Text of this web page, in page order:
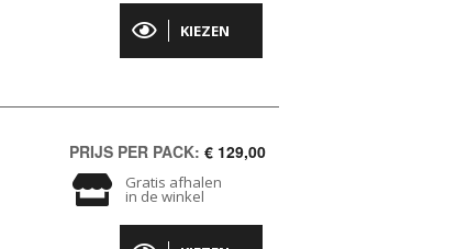
KIEZEN
PRIJS PER PACK: € 129,00
Gratis afhalen
in de winkel